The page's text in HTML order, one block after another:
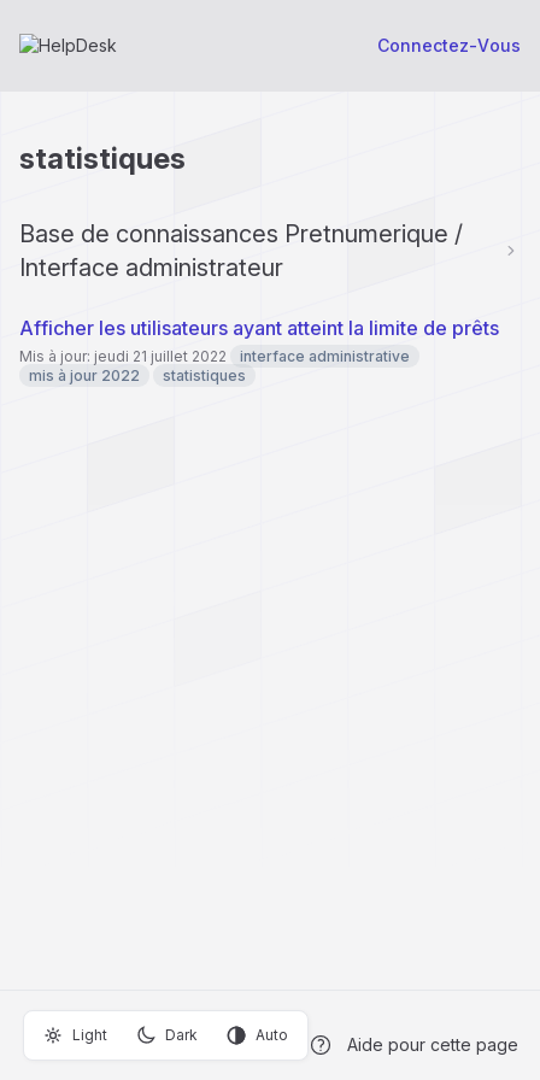
Connectez-Vous
statistiques
Base de connaissances Pretnumerique /
Interface administrateur
Afficher les utilisateurs ayant atteint la limite de prêts
Mis à jour: jeudi 21 juillet 2022
interface administrative
mis à jour 2022
statistiques
Light Dark Auto Aide pour cette page